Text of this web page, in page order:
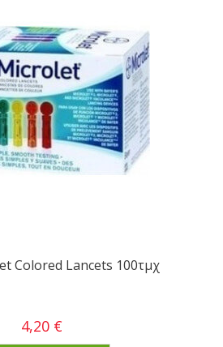
Colored Lancets 100τμχ
4,20 €